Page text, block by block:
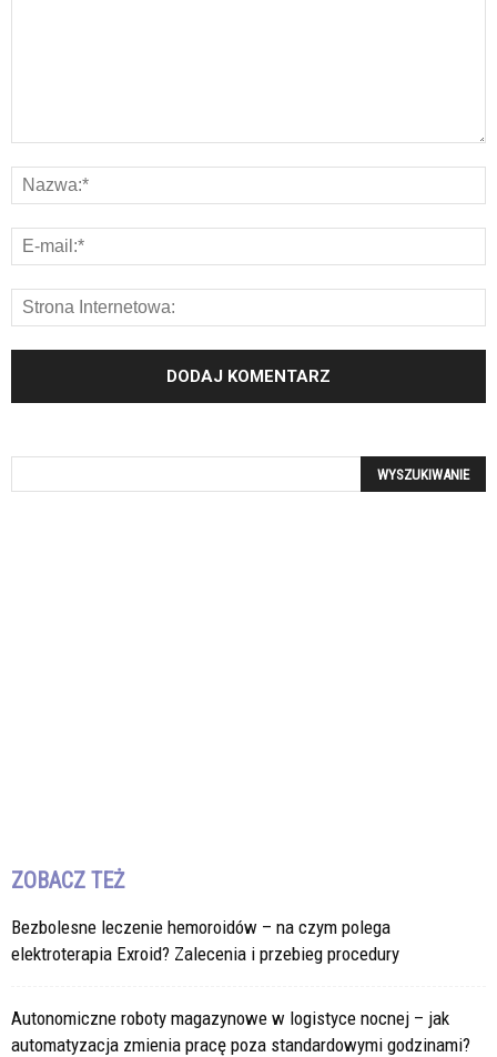
ZOBACZ TEŻ
Bezbolesne leczenie hemoroidów – na czym polega
elektroterapia Exroid? Zalecenia i przebieg procedury
Autonomiczne roboty magazynowe w logistyce nocnej – jak
automatyzacja zmienia pracę poza standardowymi godzinami?